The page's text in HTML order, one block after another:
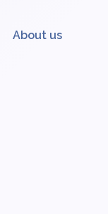
About us